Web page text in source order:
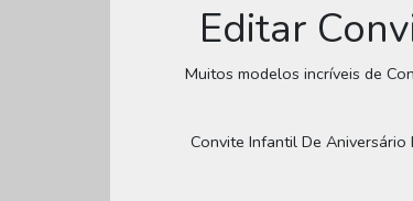
Editar
Muitos modelos incríveis de
Convite Infantil De Aniversário